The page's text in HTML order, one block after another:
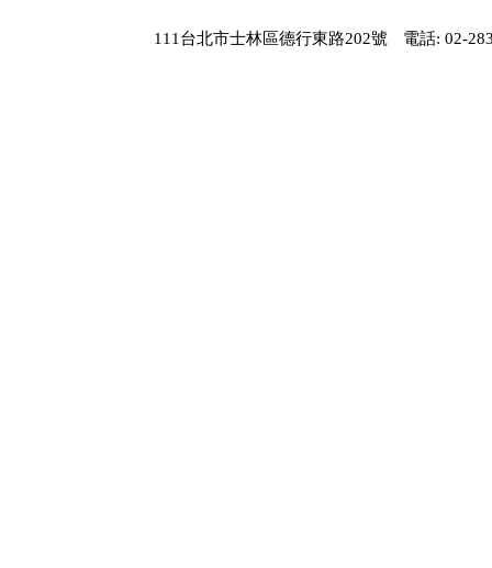
111台北市士林區德行東路202號 電話: 02-